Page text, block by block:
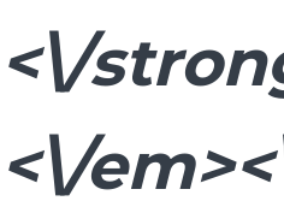
<\/
<\/